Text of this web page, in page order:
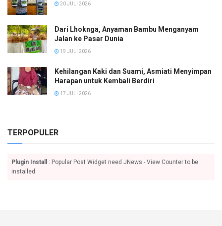
20 JULI 2026
Dari Lhoknga, Anyaman Bambu Menganyam
Jalan ke Pasar Dunia
19 JULI 2026
Kehilangan Kaki dan Suami, Asmiati Menyimpan
Harapan untuk Kembali Berdiri
17 JULI 2026
TERPOPULER
Plugin Install
: Popular Post Widget need JNews - View Counter to be
installed